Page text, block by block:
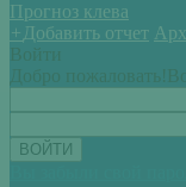
Прогноз клева
+ Добавить отчет
Войти
Добро пожаловать!